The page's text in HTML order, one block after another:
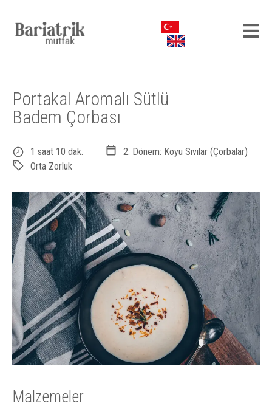
Portakal Aromalı Sütlü
Badem Çorbası
1 saat 10 dak.
2. Dönem: Koyu Sıvılar (Çorbalar)
Orta Zorluk
Malzemeler